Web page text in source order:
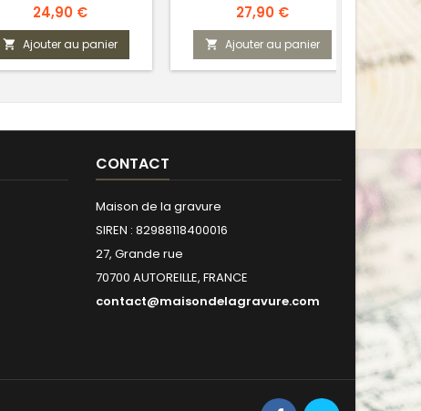
Prix
24,90 €
 Ajouter au panier
Prix
27,90 €
 Ajouter au panier
CONTACT
Maison de la gravure
SIREN : 82988118400016
27, Grande rue
70700 AUTOREILLE, FRANCE
contact@maisondelagravure.com